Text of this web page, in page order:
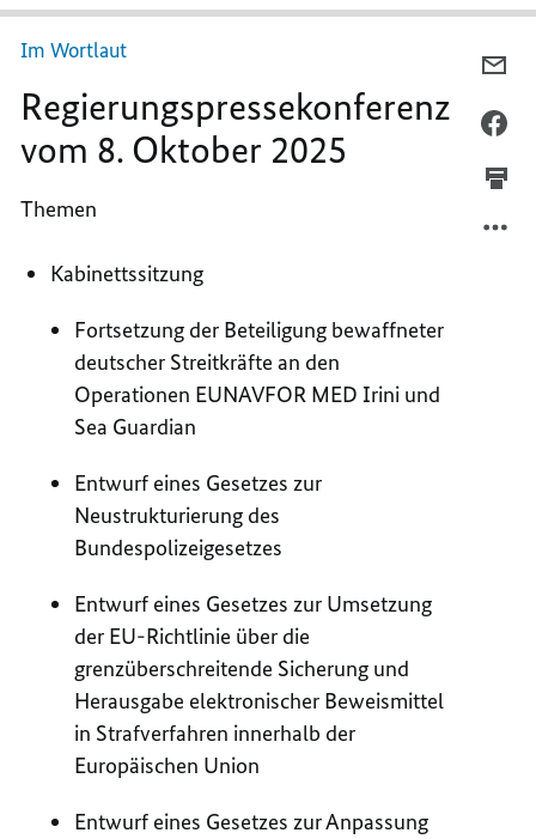
Im Wortlaut
Regierungspressekonferenz
vom 8. Oktober 2025
Themen
Kabinettssitzung
Fortsetzung der Beteiligung bewaffneter
deutscher Streitkräfte an den
Operationen EUNAVFOR MED Irini und
Sea Guardian
Entwurf eines Gesetzes zur
Neustrukturierung des
Bundespolizeigesetzes
Entwurf eines Gesetzes zur Umsetzung
der EU-Richtlinie über die
grenzüberschreitende Sicherung und
Herausgabe elektronischer Beweismittel
in Strafverfahren innerhalb der
Europäischen Union
Entwurf eines Gesetzes zur Anpassung